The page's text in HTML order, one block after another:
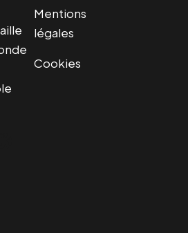
Mentions
légales
Cookies